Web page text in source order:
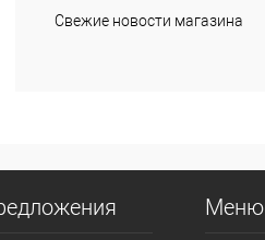
Свежие новости магазина
Меню